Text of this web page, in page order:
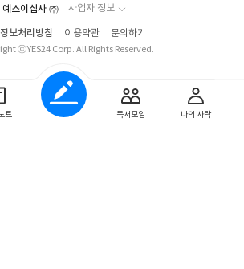
트 독서모임 나의 사락
예스이십사 ㈜ 사업자 정보
보처리방침 이용약관
문의하기
ⓒYES24 Corp. All Rights Reserved.